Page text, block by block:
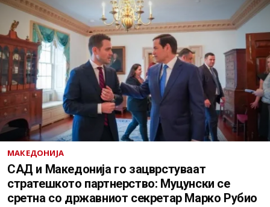
МАКЕДОНИЈА
САД и Македонија го зацврстуваат
стратешкото партнерство: Муцунски се
сретна со државниот секретар Марко Рубио